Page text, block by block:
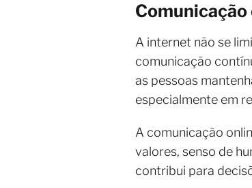
A internet não se
comunicação
as pessoas
especialmente em
A comunicação
valores, senso de
contribui para